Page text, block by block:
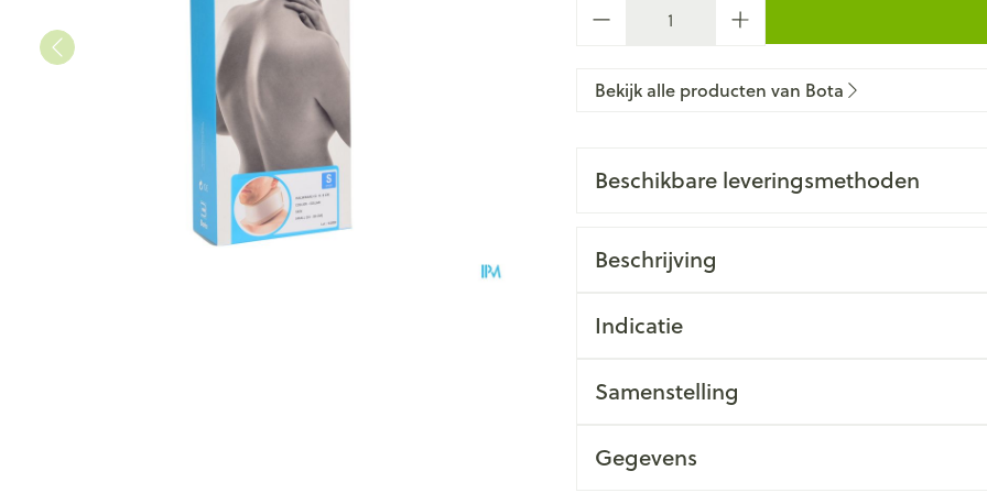
Bekijk alle producten van Bota
Beschikbare leveringsmethoden
Beschrijving
Indicatie
Samenstelling
Gegevens